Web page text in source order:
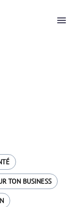
TON BUSINESS